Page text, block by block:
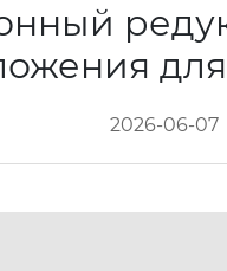
2026-06-07